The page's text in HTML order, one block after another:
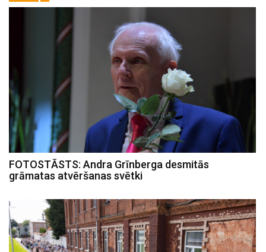
FOTOSTĀSTS: Andra Grīnberga desmitās
grāmatas atvēršanas svētki